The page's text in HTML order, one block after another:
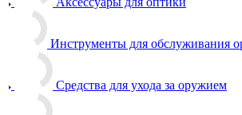
Инструменты для обслуживания
Средства для ухода за оружием